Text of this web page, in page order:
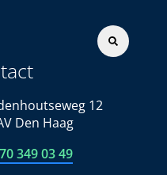
12
Den Haag
349 03 49